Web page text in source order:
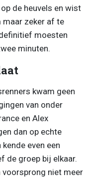
de heuvels en wist
maar zeker af te
moesten
minuten.
kwam geen
van onder
en Alex
dan op echte
even een
de groep bij elkaar.
voorsprong niet meer